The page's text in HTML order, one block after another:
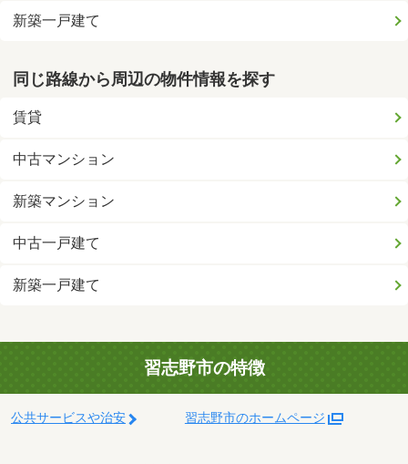
新築一戸建て
同じ路線から周辺の物件情報を探す
賃貸
中古マンション
新築マンション
中古一戸建て
新築一戸建て
習志野市の特徴
公共サービスや治安 習志野市のホームページ